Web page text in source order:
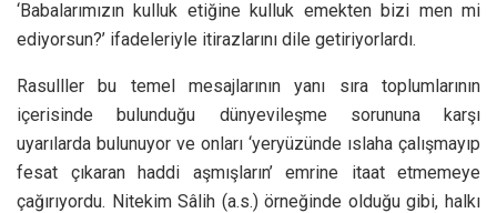
‘Babalarımızın kulluk etiğine kulluk emekten bizi men mi
ediyorsun?’ ifadeleriyle itirazlarını dile getiriyorlardı.
Rasulller bu temel mesajlarının yanı sıra toplumlarının
içerisinde bulunduğu dünyevileşme sorununa karşı
uyarılarda bulunuyor ve onları ‘yeryüzünde ıslaha çalışmayıp
fesat çıkaran haddi aşmışların’ emrine itaat etmemeye
çağırıyordu. Nitekim Sâlih (a.s.) örneğinde olduğu gibi, halkı